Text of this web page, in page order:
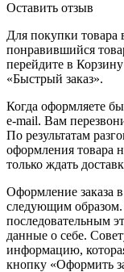
Оставить отзыв
Для покупки товара
понравившийся
перейдите в
«Быстрый заказ».
Когда оформляете
e-mail. Вам
По результатам
оформления товара
только ждать
Оформление заказа
следующим
последовательным
данные о себе.
информацию,
кнопку «Оформить